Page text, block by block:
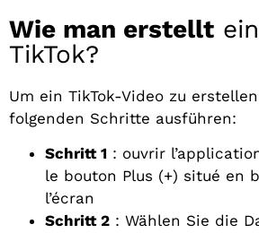
Wie man erstellt
TikTok?
Um ein TikTok-Video zu
folgenden Schritte ausführen:
Schritt 1 : ouvrir
le bouton Plus (+) situé en
l’écran
Schritt 2 : Wählen Sie die